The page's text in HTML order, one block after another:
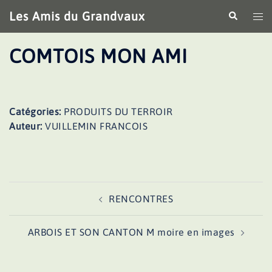
au
contenu
Les Amis du Grandvaux
le
COMTOIS MON AMI
Catégories: PRODUITS DU TERROIR
Auteur: VUILLEMIN FRANCOIS
RENCONTRES
ARBOIS ET SON CANTON M moire en images